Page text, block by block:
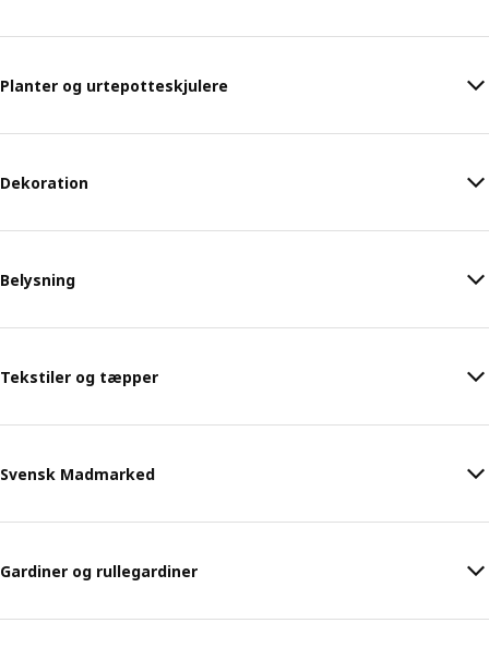
Planter og urtepotteskjulere
Dekoration
Belysning
Tekstiler og tæpper
Svensk Madmarked
Gardiner og rullegardiner